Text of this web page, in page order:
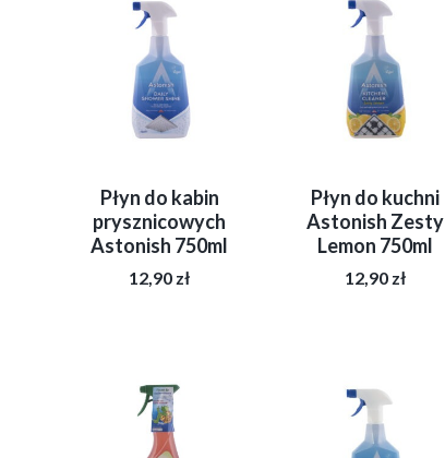
Płyn do kabin
prysznicowych
Astonish 750ml
12,90 zł
Płyn do kuchni
Astonish Zesty
Lemon 750ml
12,90 zł